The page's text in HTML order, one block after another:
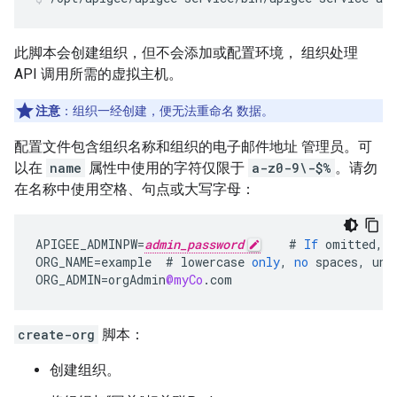
此脚本会创建组织，但不会添加或配置环境， 组织处理
API 调用所需的虚拟主机。
注意 ：组织一经创建，便无法重命名 数据。
配置文件包含组织名称和组织的电子邮件地址 管理员。可
以在 name 属性中使用的字符仅限于 a-z0-9\-$% 。请勿
在名称中使用空格、句点或大写字母：
APIGEE_ADMINPW=admin_password # If omitted,
ORG_NAME=example # lowercase only, no spaces,
ORG_ADMIN=orgAdmin@myCo .com
create-org 脚本：
创建组织。